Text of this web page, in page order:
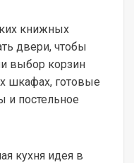
книжных
двери, чтобы
выбор корзин
шкафах, готовые
и постельное
кухня идея в